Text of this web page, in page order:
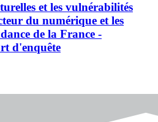
et les vulnérabilités
du numérique et les
de la France -
d'enquête